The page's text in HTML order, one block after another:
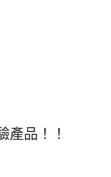
產品！！